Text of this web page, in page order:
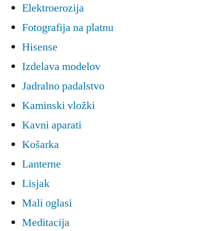
Elektroerozija
Fotografija na platnu
Hisense
Izdelava modelov
Jadralno padalstvo
Kaminski vložki
Kavni aparati
Košarka
Lanterne
Lisjak
Mali oglasi
Meditacija